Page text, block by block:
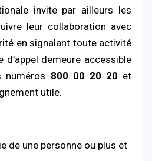
invite par ailleurs les
leur collaboration avec
en signalant toute activité
d’appel demeure accessible
numéros 800 00 20 20 et
utile.